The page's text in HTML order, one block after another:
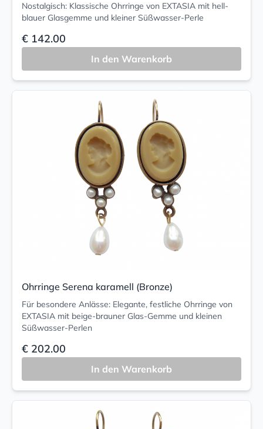
Nostalgisch: Klassische Ohrringe von EXTASIA mit hell-
blauer Glasgemme und kleiner Süßwasser-Perle
€ 142.00
In den Warenkorb
Ohrringe Serena karamell (Bronze)
Für besondere Anlässe: Elegante, festliche Ohrringe von
EXTASIA mit beige-brauner Glas-Gemme und kleinen
Süßwasser-Perlen
€ 202.00
In den Warenkorb